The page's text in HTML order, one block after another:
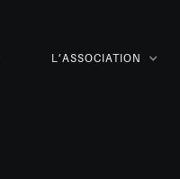
L’ASSOCIATION